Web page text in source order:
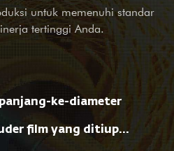
pertama kami; ini berlaku untuk
(PTA). Selain menyediakan
perusahaan mesin lengkap di
Pemasok terkemuka yang
survei dan pemetaan, serta
besar dan kecil di dalam
adalah mitra kami atau pelanggan
dan layanan, kami dengan hangat
untuk memenuhi standar
tertinggi Anda.
ke-diameter
film yang ditiup